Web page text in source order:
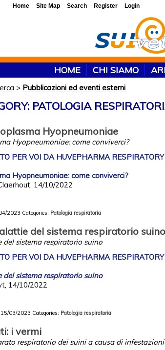
HOME CHI SIAMO
> Pubblicazioni ed eventi esterni
PATOLOGIA
Hyopneumoniae
Hyopneumoniae: come conviverci?
PER VOI DA HUVEPHARMA
Hyopneumoniae: come conviverci?
14/10/2022
2023 Categories: Patologia respiratoria
del sistema respiratorio
sistema respiratorio suino
PER VOI DA HUVEPHARMA
sistema respiratorio suino
14/10/2022
15/03/2023 Categories: Patologia respiratoria
i vermi
respiratorio dei suini a causa di
Home Site Map Search Register Login